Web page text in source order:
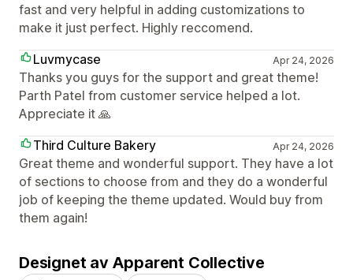
fast and very helpful in adding customizations to
make it just perfect. Highly reccomend.
Luvmycase
Apr 24, 2026
Thanks you guys for the support and great theme!
Parth Patel from customer service helped a lot.
Appreciate it 🙏
Third Culture Bakery
Apr 24, 2026
Great theme and wonderful support. They have a lot
of sections to choose from and they do a wonderful
job of keeping the theme updated. Would buy from
them again!
Designet av Apparent Collective